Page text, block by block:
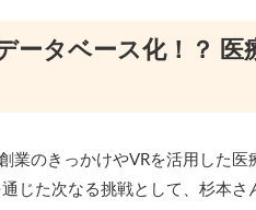
ータベース化！？ 医
業のきっかけやVRを活用した医
じた次なる挑戦として、杉本さ